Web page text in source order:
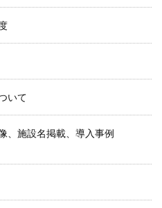
いて
、施設名掲載、導入事例